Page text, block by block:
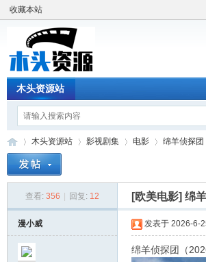
收藏本站
木头资源站
木头资源站
›
影视剧集 电影
›
绵羊侦探团
查看: 356 回复: 12 [欧美电影] 绵
漫小威 发表于 2026-6-
绵羊侦探团（